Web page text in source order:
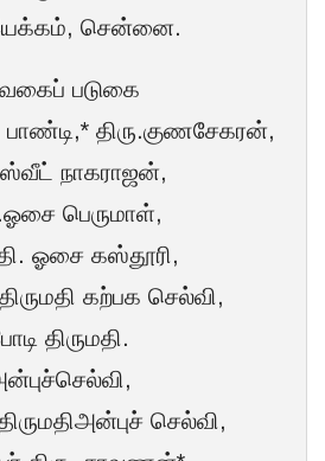
சென்னை.
படுகை
பாண்டி,* திரு.குணசேகரன்,
நாகராஜன்,
பெருமாள்,
ஓசை கஸ்தூரி,
கற்பக செல்வி,
திருமதி.
செல்வி,